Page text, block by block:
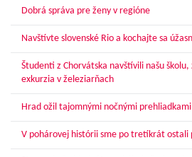
Dobrá správa pre ženy v regióne
Navštívte slovenské Rio a kochajte sa
Študenti z Chorvátska navštívili našu
exkurzia v železiarňach
Hrad ožil tajomnými nočnými prehliadkami
V pohárovej histórii sme po tretíkrát ostali